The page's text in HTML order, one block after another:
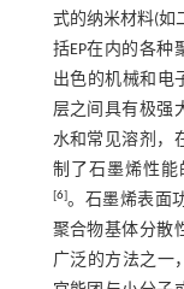
式的纳米材料(如
括EP在内的各种
出色的机械和电
层之间具有极强
水和常见溶剂，
制了石墨烯性
[6]。石墨烯表面
聚合物基体分散
广泛的方法之一